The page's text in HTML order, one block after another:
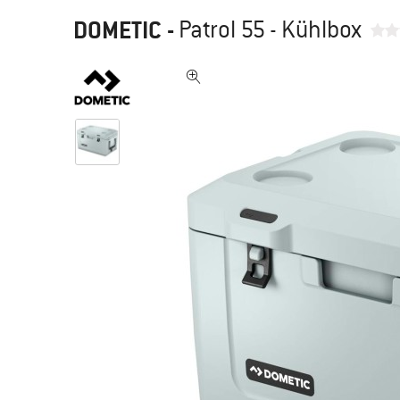
DOMETIC - Patrol 55 - Kühlbox